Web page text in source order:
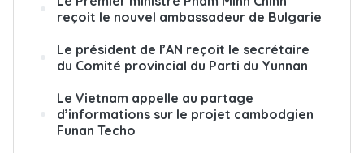
reçoit le nouvel ambassadeur de Bulgarie
Le président de l’AN reçoit le secrétaire
du Comité provincial du Parti du Yunnan
Le Vietnam appelle au partage
d’informations sur le projet cambodgien
Funan Techo